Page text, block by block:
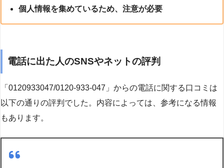
個人情報を集めているため、注意が必要
電話に出た人のSNSやネットの評判
「0120933047/0120-933-047」からの電話に関する口コミは
以下の通りの評判でした。内容によっては、参考になる情報
もあります。